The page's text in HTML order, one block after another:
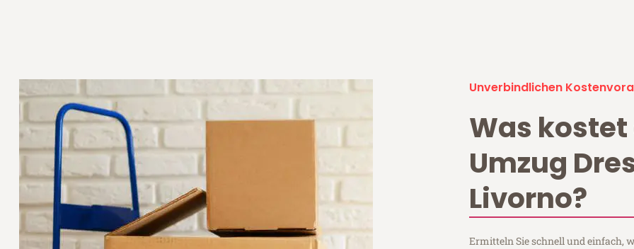
Unverbindlichen
Was kostet
Umzug
Livorno?
Ermitteln Sie schnell und einfach,